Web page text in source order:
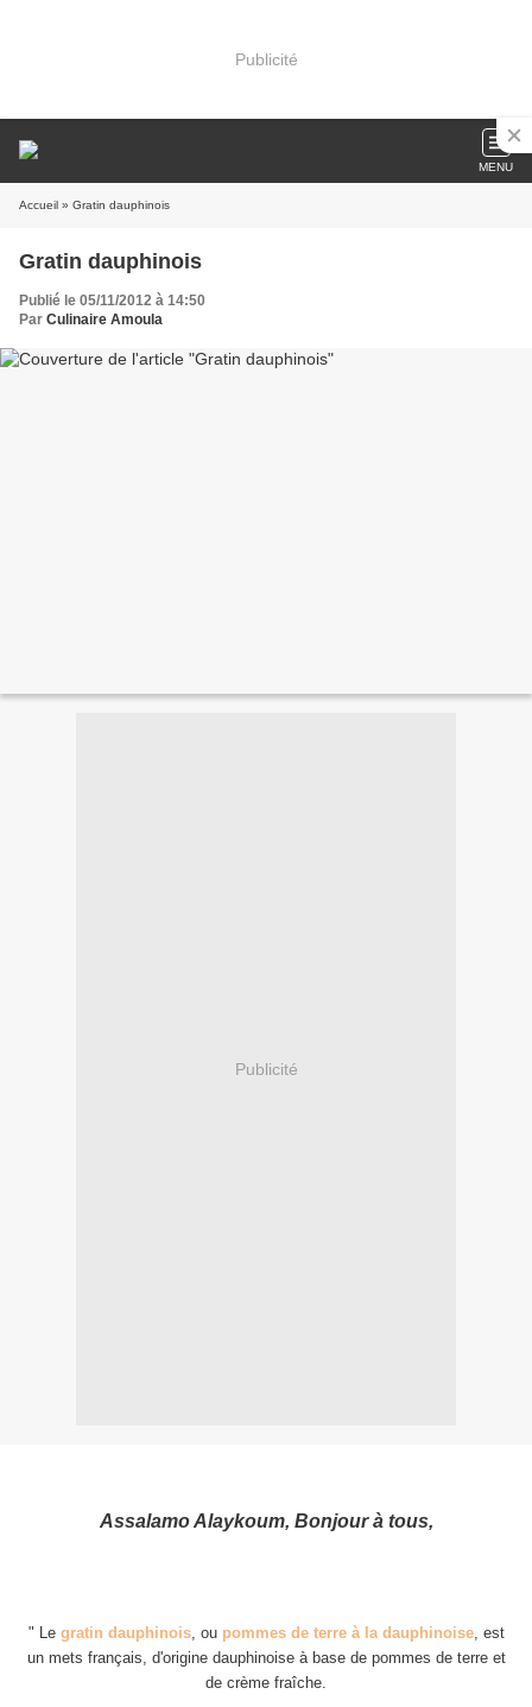
Publicité
MENU
Accueil » Gratin dauphinois
Gratin dauphinois
Publié le 05/11/2012 à 14:50
Par Culinaire Amoula
Publicité
Assalamo Alaykoum, Bonjour à tous,
" Le gratin dauphinois, ou pommes de terre à la dauphinoise, est
un mets français, d'origine dauphinoise à base de pommes de terre et
de crème fraîche.